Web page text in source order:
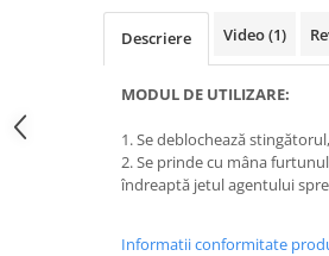
Descriere Video(1)
MODUL DE UTILIZARE:
1. Se deblochează
2. Se prinde cu mâna
îndreaptă jetul agentului
Informatii conformitate